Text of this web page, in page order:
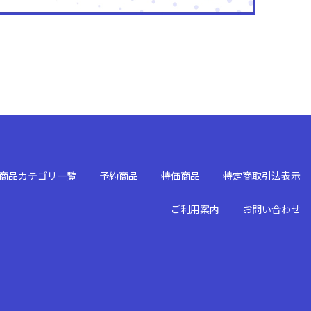
商品カテゴリ一覧 予約商品 特価商品 特定商取引法表示
ご利用案内 お問い合わせ